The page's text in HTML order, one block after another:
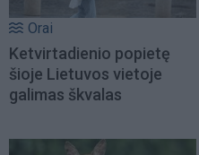
Orai
Ketvirtadienio popietę
šioje Lietuvos vietoje
galimas škvalas